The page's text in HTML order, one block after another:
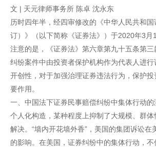
文 | 天元律师事务所 陈卓 沈永东
历时四年半，经四审修改的《中华人民共和
订）》（以下简称《证券法》）于2020年3月
注意的是，《证券法》第六章第九十五条第
纠纷案件中由投资者保护机构作为代表人进
开创性，对于加强治理证券违法行为，保护
要作用。
一、中国法下证券民事赔偿纠纷中集体行动
个人化构造，某种程度上抑制了大规模、群
解决。“墙内开花墙外香”，美国的集团诉讼在
的影响。在美国，证券纠纷中的集体行动，